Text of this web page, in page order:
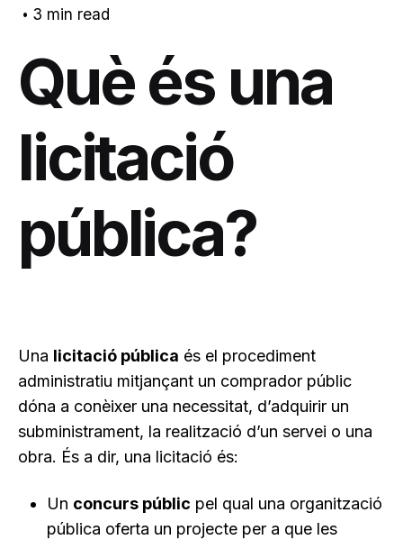
3 min read
Què és una
licitació
pública?
Una licitació pública és el procediment
administratiu mitjançant un comprador públic
dóna a conèixer una necessitat, d’adquirir un
subministrament, la realització d’un servei o una
obra. És a dir, una licitació és:
Un concurs públic pel qual una organització
pública oferta un projecte per a que les